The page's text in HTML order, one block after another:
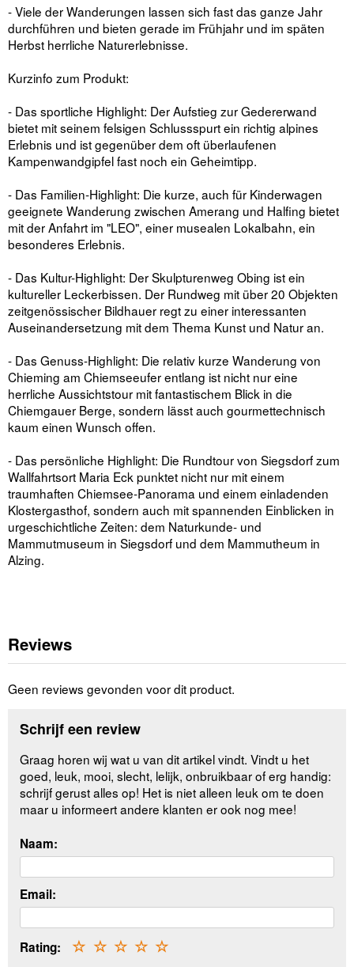
- Viele der Wanderungen lassen sich fast das ganze Jahr
durchführen und bieten gerade im Frühjahr und im späten
Herbst herrliche Naturerlebnisse.
Kurzinfo zum Produkt:
- Das sportliche Highlight: Der Aufstieg zur Gedererwand
bietet mit seinem felsigen Schlussspurt ein richtig alpines
Erlebnis und ist gegenüber dem oft überlaufenen
Kampenwandgipfel fast noch ein Geheimtipp.
- Das Familien-Highlight: Die kurze, auch für Kinderwagen
geeignete Wanderung zwischen Amerang und Halfing bietet
mit der Anfahrt im "LEO", einer musealen Lokalbahn, ein
besonderes Erlebnis.
- Das Kultur-Highlight: Der Skulpturenweg Obing ist ein
kultureller Leckerbissen. Der Rundweg mit über 20 Objekten
zeitgenössischer Bildhauer regt zu einer interessanten
Auseinandersetzung mit dem Thema Kunst und Natur an.
- Das Genuss-Highlight: Die relativ kurze Wanderung von
Chieming am Chiemseeufer entlang ist nicht nur eine
herrliche Aussichtstour mit fantastischem Blick in die
Chiemgauer Berge, sondern lässt auch gourmettechnisch
kaum einen Wunsch offen.
- Das persönliche Highlight: Die Rundtour von Siegsdorf zum
Wallfahrtsort Maria Eck punktet nicht nur mit einem
traumhaften Chiemsee-Panorama und einem einladenden
Klostergasthof, sondern auch mit spannenden Einblicken in
urgeschichtliche Zeiten: dem Naturkunde- und
Mammutmuseum in Siegsdorf und dem Mammutheum in
Alzing.
Reviews
Geen reviews gevonden voor dit product.
Schrijf een review
Graag horen wij wat u van dit artikel vindt. Vindt u het
goed, leuk, mooi, slecht, lelijk, onbruikbaar of erg handig:
schrijf gerust alles op! Het is niet alleen leuk om te doen
maar u informeert andere klanten er ook nog mee!
Naam:
Email:
Rating: ☆
☆
☆
☆
☆